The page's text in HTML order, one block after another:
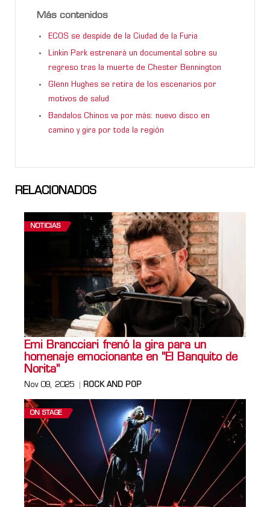
Más contenidos
ECOS se despide de la Ciudad de la Furia
Linkin Park estrenará un documental sobre su
regreso tras la muerte de Chester Bennington
Glenn Hughes se retira de los escenarios por
motivos de salud
Bandalos Chinos va por más: nuevo disco en
camino y gira por toda la región
RELACIONADOS
NOTICIAS
Emi Brancciari frenó la gira para un
homenaje emocionante en "El Banquito de
Norita"
Nov 09, 2025 ROCK AND POP
ON STAGE